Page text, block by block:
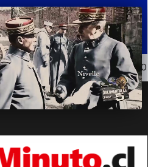
POLÍTICA ECONOMÍA